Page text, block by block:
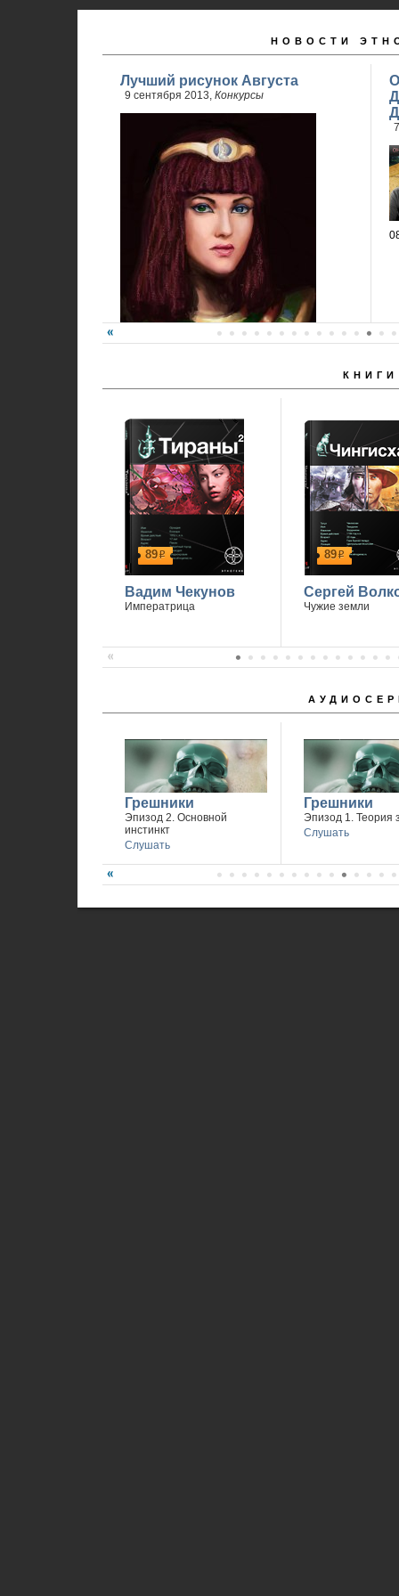
НОВОСТИ
Лучший рисунок Августа
9 сентября 2013, Конкурсы
Победитель - Анна Ремез
КНИГИ
89р
Вадим Чекунов
Императрица
89р
Сергей
Чужие земли
Грешники
Эпизод 2. Основной
инстинкт
Слушать
Грешники
Эпизод 1. Теория
Слушать